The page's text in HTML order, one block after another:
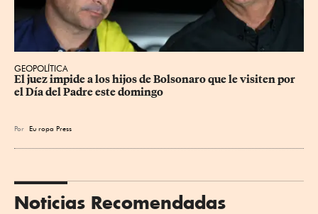
GEOPOLÍTICA
El juez impide a los hijos de Bolsonaro que le visiten por
el Día del Padre este domingo
Por Eu ropa Press
Noticias Recomendadas